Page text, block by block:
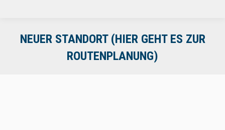
NEUER STANDORT (HIER GEHT ES ZUR
ROUTENPLANUNG)